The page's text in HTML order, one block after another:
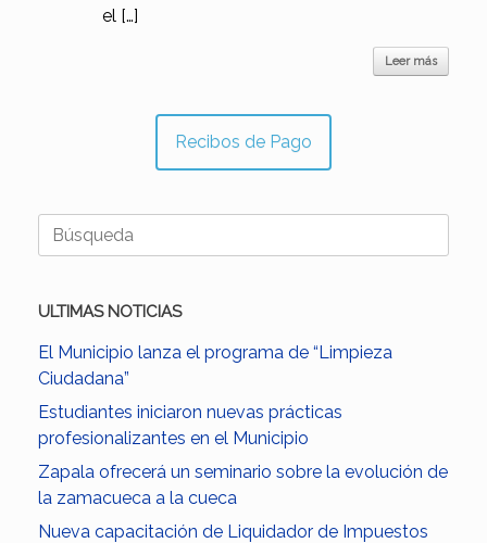
el […]
Leer más
Recibos de Pago
Buscar:
ULTIMAS NOTICIAS
El Municipio lanza el programa de “Limpieza
Ciudadana”
Estudiantes iniciaron nuevas prácticas
profesionalizantes en el Municipio
Zapala ofrecerá un seminario sobre la evolución de
la zamacueca a la cueca
Nueva capacitación de Liquidador de Impuestos